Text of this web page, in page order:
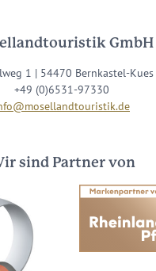
GmbH
1 | 54470 Bernkastel-Kues
+49 (0)6531-97330
sind Partner von